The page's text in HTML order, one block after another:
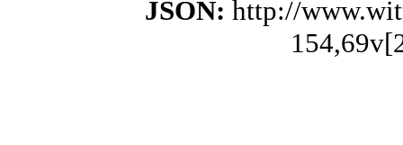
JSON: http://